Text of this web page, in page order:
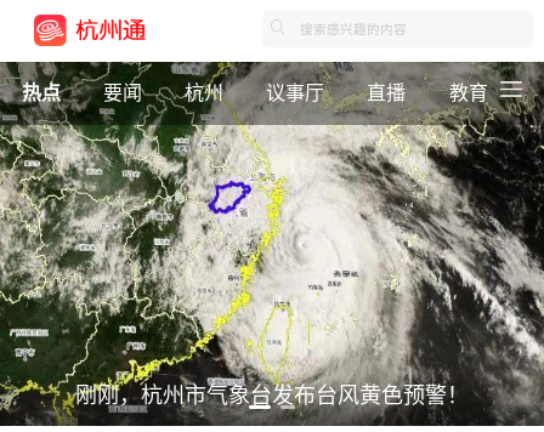
热点 要闻 杭州 议事厅 直播 教育
刚刚，杭州市气象台发布台风黄色预警！